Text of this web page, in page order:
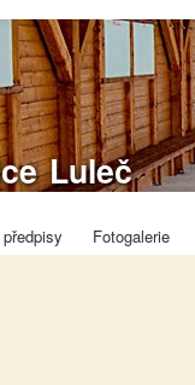
klub
Luleč
Fotogalerie